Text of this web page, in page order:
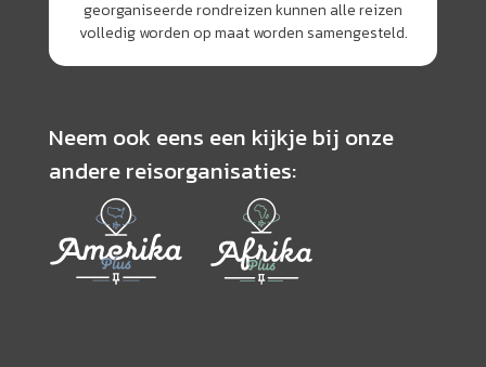
georganiseerde rondreizen kunnen alle reizen
volledig worden op maat worden samengesteld.
Neem ook eens een kijkje bij onze
andere reisorganisaties: